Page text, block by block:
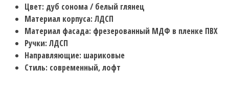
Цвет: дуб сонома / белый глянец
Материал корпуса: ЛДСП
Материал фасада: фрезерованный МДФ в пленке ПВХ
Ручки: ЛДСП
Направляющие: шариковые
Стиль: современный, лофт